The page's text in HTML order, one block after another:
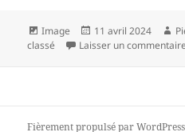
Format
Image
Publié
le
11 avril 2024
classé
Laisser un commentaire
Fièrement propulsé par WordPress